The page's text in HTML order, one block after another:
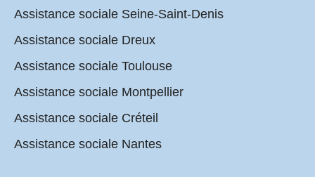
Assistance sociale Seine-Saint-Denis
Assistance sociale Dreux
Assistance sociale Toulouse
Assistance sociale Montpellier
Assistance sociale Créteil
Assistance sociale Nantes